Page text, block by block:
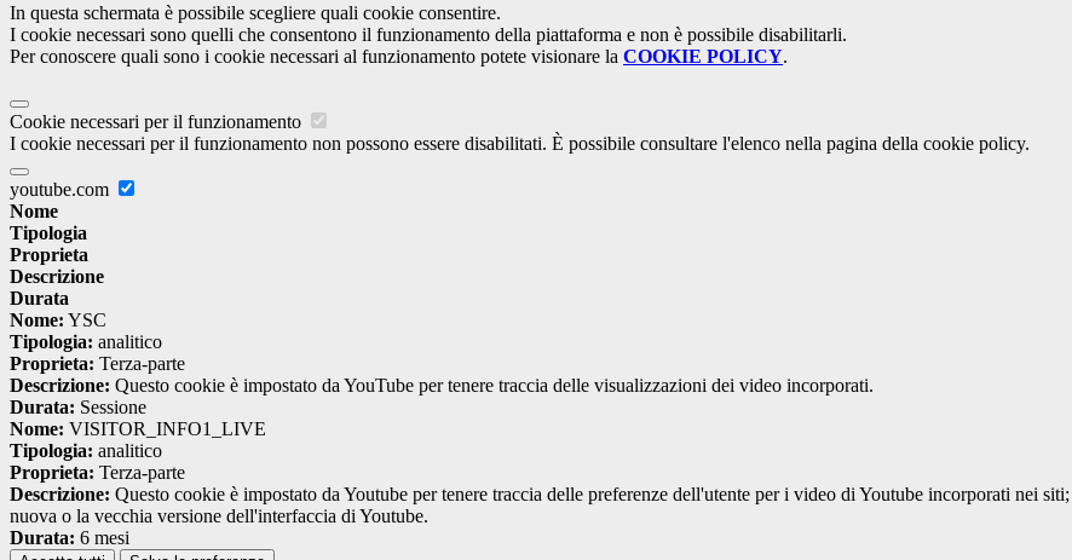
In questa schermata è possibile scegliere quali cookie consentire.
I cookie necessari sono quelli che consentono il funzionamento della piattaforma e non è possibile disabilitarli.
Per conoscere quali sono i cookie necessari al funzionamento potete visionare la COOKIE POLICY.
Cookie necessari per il funzionamento
I cookie necessari per il funzionamento non possono essere disabilitati. È possibile consultare l'elenco nella pagina della cookie policy.
youtube.com
Nome
Tipologia
Proprieta
Descrizione
Durata
Nome: YSC
Tipologia: analitico
Proprieta: Terza-parte
Descrizione: Questo cookie è impostato da YouTube per tenere traccia delle visualizzazioni dei video incorporati.
Durata: Sessione
Nome: VISITOR_INFO1_LIVE
Tipologia: analitico
Proprieta: Terza-parte
Descrizione: Questo cookie è impostato da Youtube per tenere traccia delle preferenze dell'utente per i video di Youtube incorporati nei
nuova o la vecchia versione dell'interfaccia di Youtube.
Durata: 6 mesi